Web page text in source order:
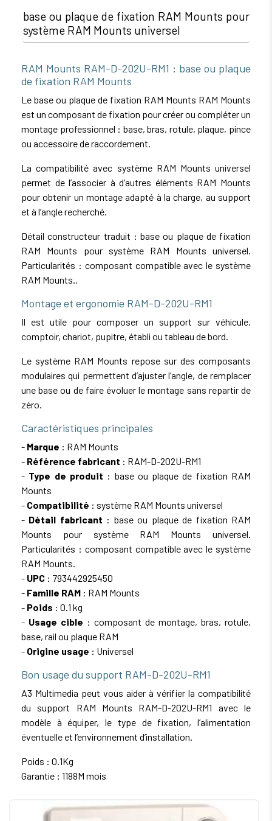
base ou plaque de fixation RAM Mounts pour
système RAM Mounts universel
RAM Mounts RAM-D-202U-RM1 : base ou plaque
de fixation RAM Mounts
Le base ou plaque de fixation RAM Mounts RAM Mounts
est un composant de fixation pour créer ou compléter un
montage professionnel : base, bras, rotule, plaque, pince
ou accessoire de raccordement.
La compatibilité avec système RAM Mounts universel
permet de l’associer à d’autres éléments RAM Mounts
pour obtenir un montage adapté à la charge, au support
et à l’angle recherché.
Détail constructeur traduit : base ou plaque de fixation
RAM Mounts pour système RAM Mounts universel.
Particularités : composant compatible avec le système
RAM Mounts..
Montage et ergonomie RAM-D-202U-RM1
Il est utile pour composer un support sur véhicule,
comptoir, chariot, pupitre, établi ou tableau de bord.
Le système RAM Mounts repose sur des composants
modulaires qui permettent d’ajuster l’angle, de remplacer
une base ou de faire évoluer le montage sans repartir de
zéro.
Caractéristiques principales
- Marque : RAM Mounts
- Référence fabricant : RAM-D-202U-RM1
- Type de produit : base ou plaque de fixation RAM
Mounts
- Compatibilité : système RAM Mounts universel
- Détail fabricant : base ou plaque de fixation RAM
Mounts pour système RAM Mounts universel.
Particularités : composant compatible avec le système
RAM Mounts.
- UPC : 793442925450
- Famille RAM : RAM Mounts
- Poids : 0.1 kg
- Usage cible : composant de montage, bras, rotule,
base, rail ou plaque RAM
- Origine usage : Universel
Bon usage du support RAM-D-202U-RM1
A3 Multimedia peut vous aider à vérifier la compatibilité
du support RAM Mounts RAM-D-202U-RM1 avec le
modèle à équiper, le type de fixation, l’alimentation
éventuelle et l’environnement d’installation.
Poids : 0.1Kg
Garantie : 1188M mois